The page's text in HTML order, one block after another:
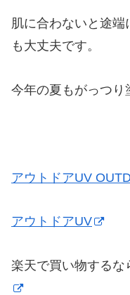
肌に合わないと途
も大丈夫です。
今年の夏もがっつり
アウトドアUV
アウトドアUV
楽天で買い物する